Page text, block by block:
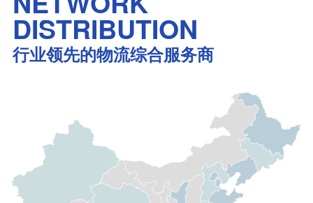
DISTRIBUTION
行业领先的物流综合服务商